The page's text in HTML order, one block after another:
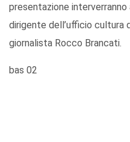
presentazione interverranno
dirigente dell’ufficio cultura
giornalista Rocco Brancati.
bas 02